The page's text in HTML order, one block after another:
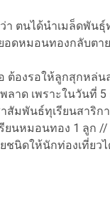
า ตนได้นำเมล็ดพัน
ดหมอนทองกลับตา
องรอให้ลูกสุกหล่น
าด เพราะในวันที่
มพันธ์ทุเรียนสาริกา
ยนหมอนทอง 1 ลูก
นิดให้นักท่องเที่ยว